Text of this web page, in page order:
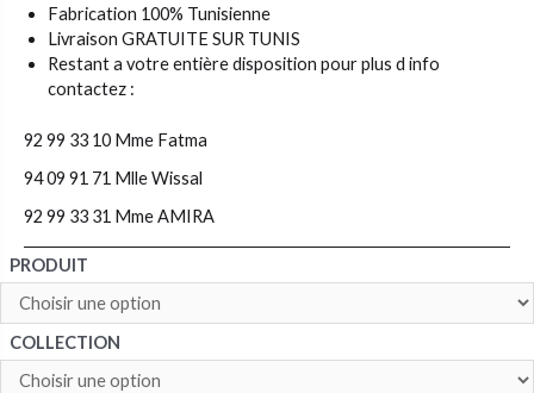
Fabrication 100% Tunisienne
Livraison GRATUITE SUR TUNIS
Restant a votre entière disposition pour plus d info
contactez :
92 99 33 10 Mme Fatma
94 09 91 71 Mlle Wissal
92 99 33 31 Mme AMIRA
PRODUIT
COLLECTION